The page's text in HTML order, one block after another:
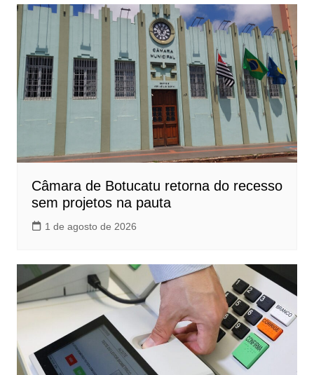
Câmara de Botucatu retorna do recesso
sem projetos na pauta
1 de agosto de 2026